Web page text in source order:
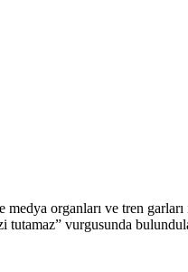
organları ve tren garları
tutamaz” vurgusunda